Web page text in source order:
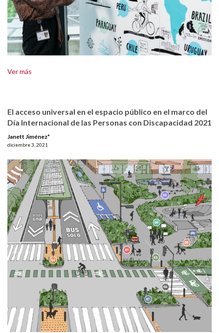
Ver más
El acceso universal en el espacio público en el marco del
Día Internacional de las Personas con Discapacidad 2021
Janett Jiménez*
diciembre 3, 2021